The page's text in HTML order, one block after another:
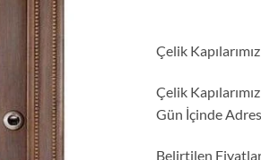
Çelik
Çelik
Gün İçinde
Belirtilen